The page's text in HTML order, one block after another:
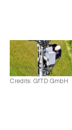
Credits: GfTD GmbH